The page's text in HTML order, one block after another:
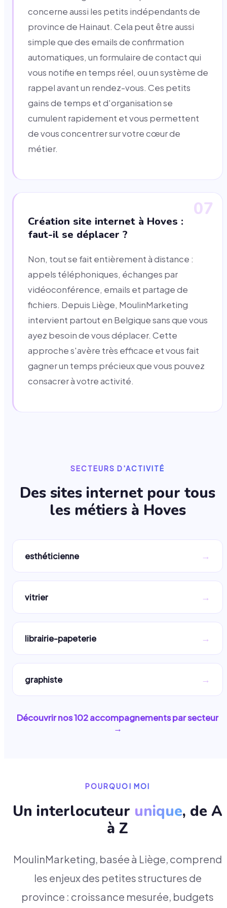
concerne aussi les petits indépendants de
province de Hainaut. Cela peut être aussi
simple que des emails de confirmation
automatiques, un formulaire de contact qui
vous notifie en temps réel, ou un système de
rappel avant un rendez-vous. Ces petits
gains de temps et d'organisation se
cumulent rapidement et vous permettent
de vous concentrer sur votre cœur de
métier.
07
Création site internet à Hoves :
faut-il se déplacer ?
Non, tout se fait entièrement à distance :
appels téléphoniques, échanges par
vidéoconférence, emails et partage de
fichiers. Depuis Liège, MoulinMarketing
intervient partout en Belgique sans que vous
ayez besoin de vous déplacer. Cette
approche s'avère très efficace et vous fait
gagner un temps précieux que vous pouvez
consacrer à votre activité.
SECTEURS D'ACTIVITÉ
Des sites internet pour tous
les métiers à Hoves
esthéticienne →
vitrier →
librairie-papeterie →
graphiste →
Découvrir nos102accompagnements par secteur
→
POURQUOI MOI
Un interlocuteur unique, de A
à Z
MoulinMarketing, basée à Liège, comprend
les enjeux des petites structures de
province : croissance mesurée, budgets